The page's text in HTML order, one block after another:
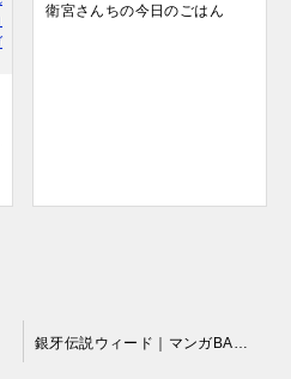
衛宮さんちの今日のごはん
銀牙伝説ウィード｜マンガBANGで最終巻まで全巻無料